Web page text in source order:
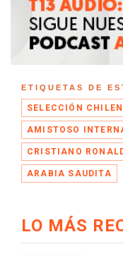
ETIQUETAS DE
SELECCIÓN
AMISTOSO
CRISTIANO
ARABIA SAUDITA
LO MÁS